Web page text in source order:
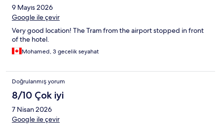
9 Mayıs 2026
Google ile çevir
Very good location! The Tram from the airport stopped in front
of the hotel.
Mohamed, 3 gecelik seyahat
Doğrulanmış yorum
8/10 Çok iyi
7 Nisan 2026
Google ile çevir